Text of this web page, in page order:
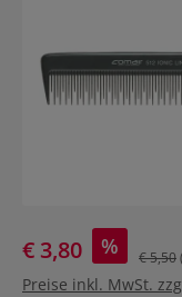
€ 3,80 % € 5,50
Preise inkl. MwSt.